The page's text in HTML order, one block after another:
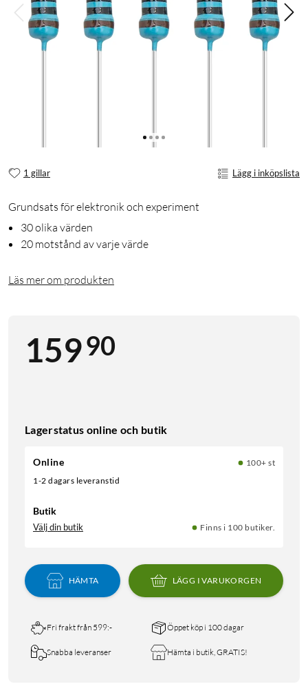
1 gillar Lägg i inköpslista
Grundsats för elektronik och experiment
30 olika värden
20 motstånd av varje värde
Läs mer om produkten
15990
Lagerstatus online och butik
Online
100+ st
1-2 dagars leveranstid
Butik
Välj din butik Finns i 100 butiker.
HÄMTA LÄGG I VARUKORGEN
Fri frakt från 599:- Öppet köp i 100 dagar
Snabba leveranser Hämta i butik, GRATIS!